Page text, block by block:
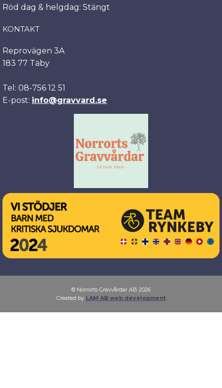
Röd dag & helgdag: Stängt
KONTAKT
Reprovägen 3A
183 77 Täby
Tel: 08-756 12 51
E-post: info@gravvard.se
© Norrorts Gravvårdar AB 2026
Created by LAM AB web development